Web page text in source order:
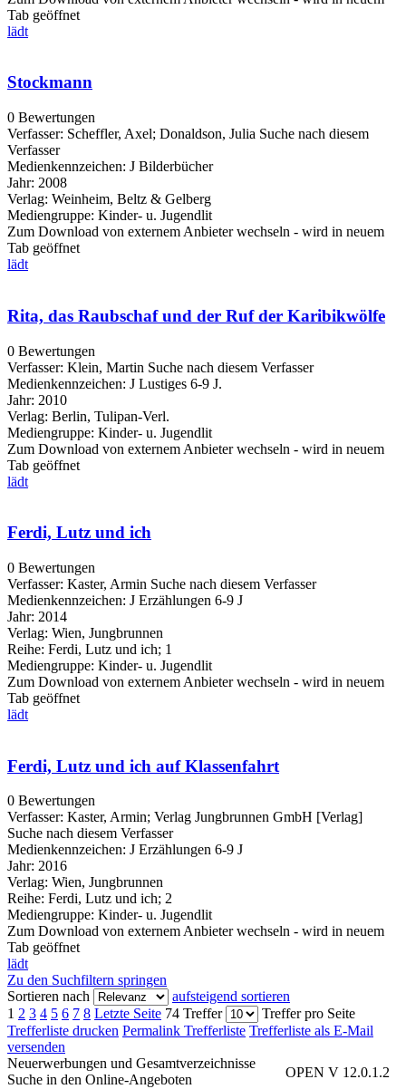
Tab geöffnet
lädt
Stockmann
0 Bewertungen
Verfasser: Scheffler, Axel; Donaldson, Julia Suche nach diesem
Verfasser
Medienkennzeichen: J Bilderbücher
Jahr: 2008
Verlag: Weinheim, Beltz & Gelberg
Mediengruppe: Kinder- u. Jugendlit
Zum Download von externem Anbieter wechseln - wird in neuem
Tab geöffnet
lädt
Rita, das Raubschaf und der Ruf der Karibikwölfe
0 Bewertungen
Verfasser: Klein, Martin Suche nach diesem Verfasser
Medienkennzeichen: J Lustiges 6-9 J.
Jahr: 2010
Verlag: Berlin, Tulipan-Verl.
Mediengruppe: Kinder- u. Jugendlit
Zum Download von externem Anbieter wechseln - wird in neuem
Tab geöffnet
lädt
Ferdi, Lutz und ich
0 Bewertungen
Verfasser: Kaster, Armin Suche nach diesem Verfasser
Medienkennzeichen: J Erzählungen 6-9 J
Jahr: 2014
Verlag: Wien, Jungbrunnen
Reihe: Ferdi, Lutz und ich; 1
Mediengruppe: Kinder- u. Jugendlit
Zum Download von externem Anbieter wechseln - wird in neuem
Tab geöffnet
lädt
Ferdi, Lutz und ich auf Klassenfahrt
0 Bewertungen
Verfasser: Kaster, Armin; Verlag Jungbrunnen GmbH [Verlag]
Suche nach diesem Verfasser
Medienkennzeichen: J Erzählungen 6-9 J
Jahr: 2016
Verlag: Wien, Jungbrunnen
Reihe: Ferdi, Lutz und ich; 2
Mediengruppe: Kinder- u. Jugendlit
Zum Download von externem Anbieter wechseln - wird in neuem
Tab geöffnet
lädt
Zu den Suchfiltern springen
Sortieren nach
aufsteigend sortieren
1 2 3 4 5 6 7 8 Letzte Seite 74 Treffer
Treffer pro Seite
Trefferliste drucken Permalink Trefferliste Trefferliste als E-Mail
versenden
OPEN V 12.0.1.2
Neuerwerbungen und Gesamtverzeichnisse
Suche in den Online-Angeboten